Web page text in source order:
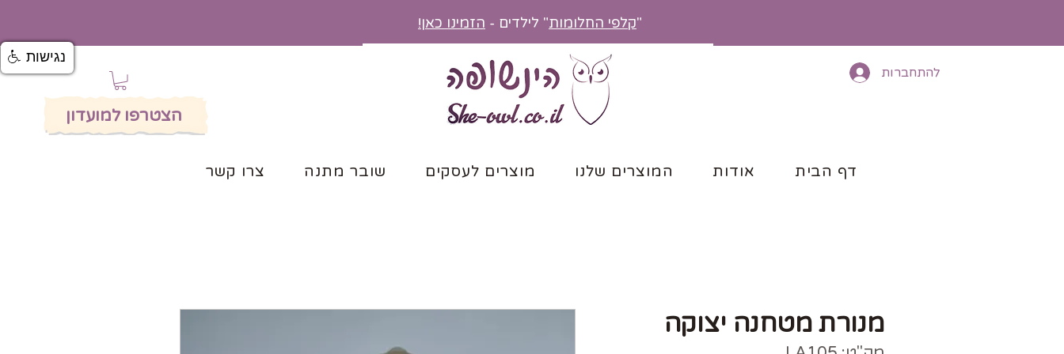
"קלפי החלומות" לילדים - הזמינו כאן!
הצטרפו למועדון
להתחברות
דף הבית אודות המוצרים שלנו מוצרים לעסקים שובר מתנה צרו קשר
מנורת מטחנה יצוקה
נגישות